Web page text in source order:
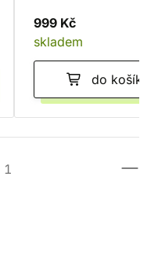
999 Kč
skladem
do košíku
1